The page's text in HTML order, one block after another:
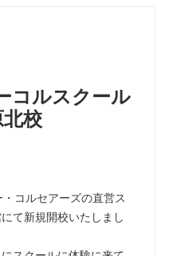
コルスクール
校
コルセアーズの直営ス
て新規開校いたしまし